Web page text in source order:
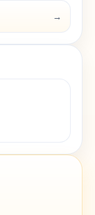
→